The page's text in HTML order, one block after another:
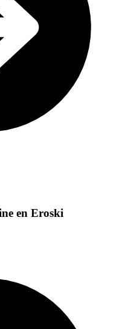
en Eroski